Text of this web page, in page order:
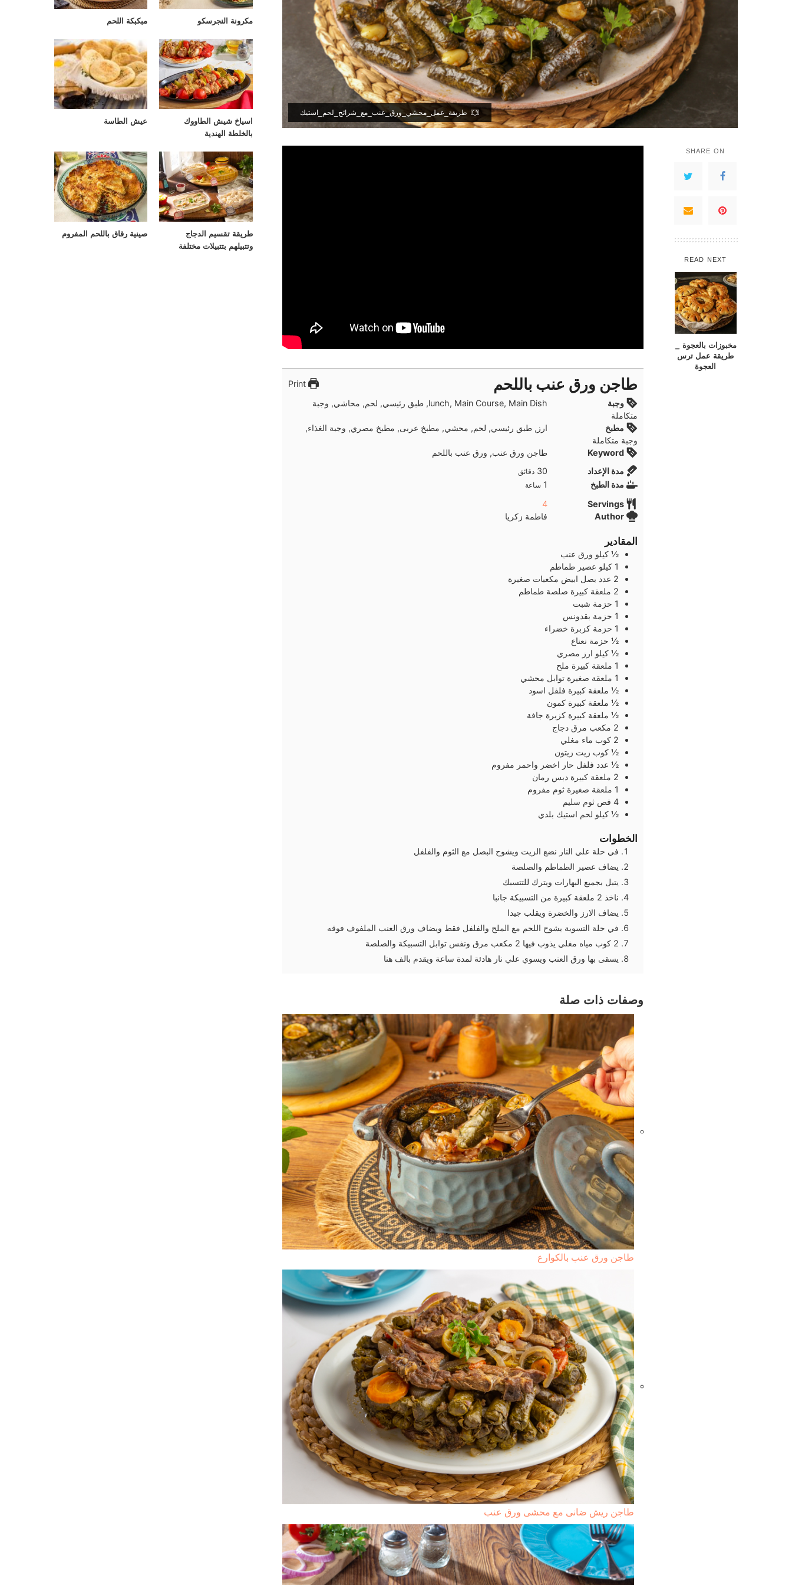
طريقة_عمل_محشي_ورق_عنب_مع_شرائح_لحم_استيك
SHARE ON
READ NEXT
مخبوزات بالعجوة _
طريقة عمل ترس
العجوة
Print طاجن ورق عنب باللحم
وجبة
lunch, Main Course, Main Dish, طبق رئيسي, لحم, محاشي, وجبة
متكاملة
مطبخ
ارز, طبق رئيسي, لحم, محشي, مطبخ عربى, مطبخ مصري, وجبة الغذاء,
وجبة متكاملة
Keyword
طاجن ورق عنب, ورق عنب باللحم
مدة الإعداد
30دقائق
دقائق
مدة الطبخ 1ساعة
ساعة
Servings
4
Author
فاطمة زكريا
المقادير
½ كيلو ورق عنب
1 كيلو عصير طماطم
2 عدد بصل ابيض مكعبات صغيرة
2 ملعقة كبيرة صلصة طماطم
1 حزمة شبت
1 حزمة بقدونس
1 حزمة كزبرة خضراء
½ حزمة نعناع
½ كيلو ارز مصري
1 ملعقة كبيرة ملح
1 ملعقة صغيرة توابل محشي
½ ملعقة كبيرة فلفل اسود
½ ملعقة كبيرة كمون
½ ملعقة كبيرة كزبرة جافة
2 مكعب مرق دجاج
2 كوب ماء مغلي
½ كوب زيت زيتون
½ عدد فلفل حار اخضر واحمر مفروم
2 ملعقة كبيرة دبس رمان
1 ملعقة صغيرة ثوم مفروم
4 فص ثوم سليم
½ كيلو لحم استيك بلدي
الخطوات
في حلة علي النار نضع الزيت ويشوح البصل مع الثوم والفلفل
يضاف عصير الطماطم والصلصة
يتبل بجميع البهارات ويترك للتتسبك
ناخذ 2 ملعقة كبيرة من التسبيكة جانبا
يضاف الارز والخضرة ويقلب جيدا
في حلة التسوية يشوح اللحم مع الملح والفلفل فقط ويضاف ورق العنب الملفوف فوقه
2 كوب مياه مغلي يذوب فيها 2 مكعب مرق ونفس توابل التسبيكة والصلصة
يسقى بها ورق العنب ويسوي علي نار هادئة لمدة ساعة ويقدم بالف هنا
وصفات ذات صلة
طاجن ورق عنب بالكوارع
طاجن ريش ضانى مع محشى ورق عنب
مكرونة النجرسكو مبكبكة اللحم
اسياخ شيش الطاووك
بالخلطة الهندية
عيش الطاسة
طريقة تقسيم الدجاج
وتتبيلهم بتتبيلات مختلفة
صينية رقاق باللحم المفروم